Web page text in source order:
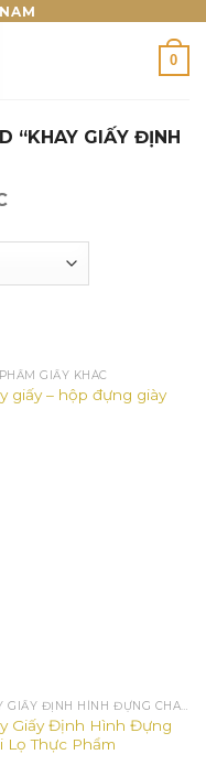
0
“KHAY GIẤY ĐỊNH
GIẤY KHÁC
giấy – hộp đựng giày
KHAY GIẤY ĐỊNH HÌNH ĐỰNG CHAI RƯỢU VANG
Giấy Định Hình Đựng
Lọ Thực Phẩm